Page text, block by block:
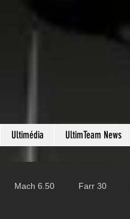
Ultimédia UltimTeam News
Mach 6.50 Farr 30